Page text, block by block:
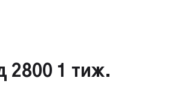
2800 1 тиж.